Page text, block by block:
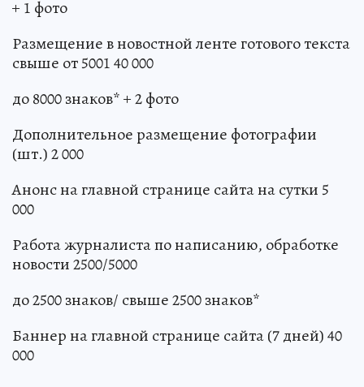
+ 1 фото
Размещение в новостной ленте готового текста
свыше от 5001 40 000
до 8000 знаков* + 2 фото
Дополнительное размещение фотографии
(шт.) 2 000
Анонс на главной странице сайта на сутки 5
000
Работа журналиста по написанию, обработке
новости 2500/5000
до 2500 знаков/ свыше 2500 знаков*
Баннер на главной странице сайта (7 дней) 40
000